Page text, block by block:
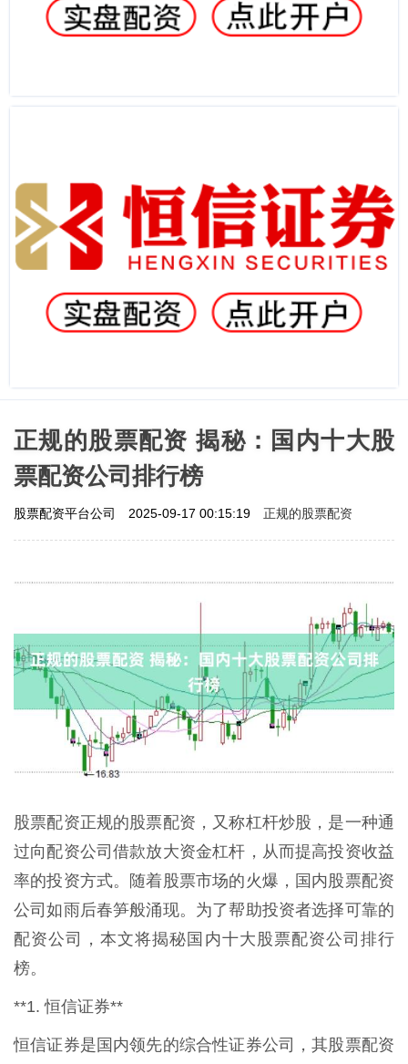
正规的股票配资 揭秘：国内十大股
票配资公司排行榜
股票配资平台公司 2025-09-17 00:15:19 正规的股票配资
股票配资正规的股票配资，又称杠杆炒股，是一种通
过向配资公司借款放大资金杠杆，从而提高投资收益
率的投资方式。随着股票市场的火爆，国内股票配资
公司如雨后春笋般涌现。为了帮助投资者选择可靠的
配资公司，本文将揭秘国内十大股票配资公司排行
榜。
**1. 恒信证券**
恒信证券是国内领先的综合性证券公司，其股票配资